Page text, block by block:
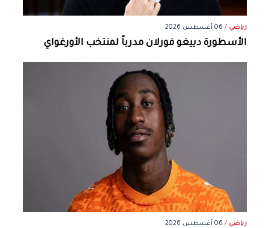
رياضي / 06 أغسطس 2026
الأسطورة دييغو فورلان مدرباً لمنتخب الأورغواي
رياضي / 06 أغسطس 2026